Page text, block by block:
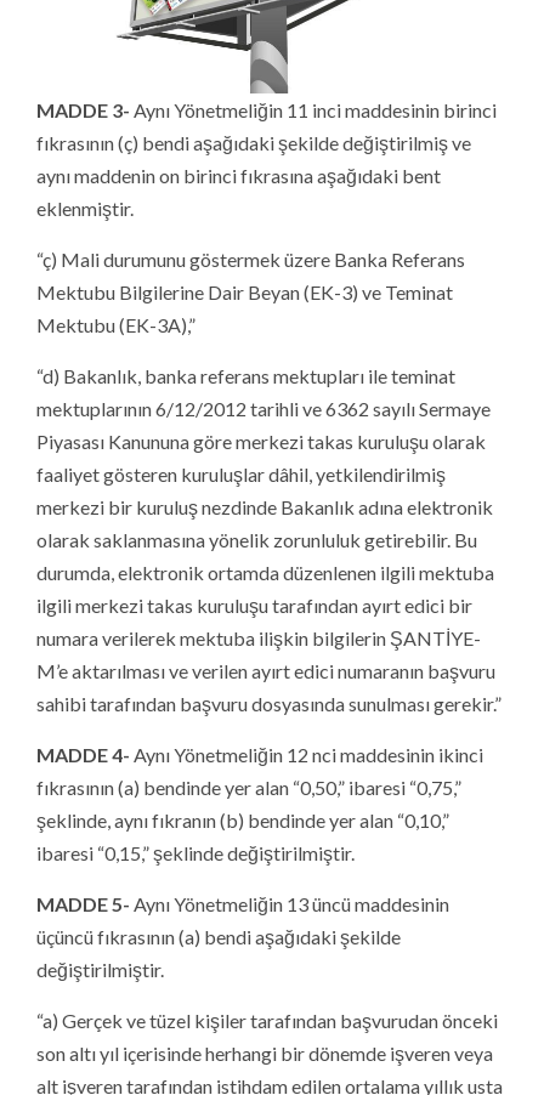
MADDE 3- Aynı Yönetmeliğin 11 inci maddesinin birinci
fıkrasının (ç) bendi aşağıdaki şekilde değiştirilmiş ve
aynı maddenin on birinci fıkrasına aşağıdaki bent
eklenmiştir.
“ç) Mali durumunu göstermek üzere Banka Referans
Mektubu Bilgilerine Dair Beyan (EK-3) ve Teminat
Mektubu (EK-3A),”
“d) Bakanlık, banka referans mektupları ile teminat
mektuplarının 6/12/2012 tarihli ve 6362 sayılı Sermaye
Piyasası Kanununa göre merkezi takas kuruluşu olarak
faaliyet gösteren kuruluşlar dâhil, yetkilendirilmiş
merkezi bir kuruluş nezdinde Bakanlık adına elektronik
olarak saklanmasına yönelik zorunluluk getirebilir. Bu
durumda, elektronik ortamda düzenlenen ilgili mektuba
ilgili merkezi takas kuruluşu tarafından ayırt edici bir
numara verilerek mektuba ilişkin bilgilerin ŞANTİYE-
M’e aktarılması ve verilen ayırt edici numaranın başvuru
sahibi tarafından başvuru dosyasında sunulması gerekir.”
MADDE 4- Aynı Yönetmeliğin 12 nci maddesinin ikinci
fıkrasının (a) bendinde yer alan “0,50,” ibaresi “0,75,”
şeklinde, aynı fıkranın (b) bendinde yer alan “0,10,”
ibaresi “0,15,” şeklinde değiştirilmiştir.
MADDE 5- Aynı Yönetmeliğin 13 üncü maddesinin
üçüncü fıkrasının (a) bendi aşağıdaki şekilde
değiştirilmiştir.
“a) Gerçek ve tüzel kişiler tarafından başvurudan önceki
son altı yıl içerisinde herhangi bir dönemde işveren veya
alt işveren tarafından istihdam edilen ortalama yıllık usta